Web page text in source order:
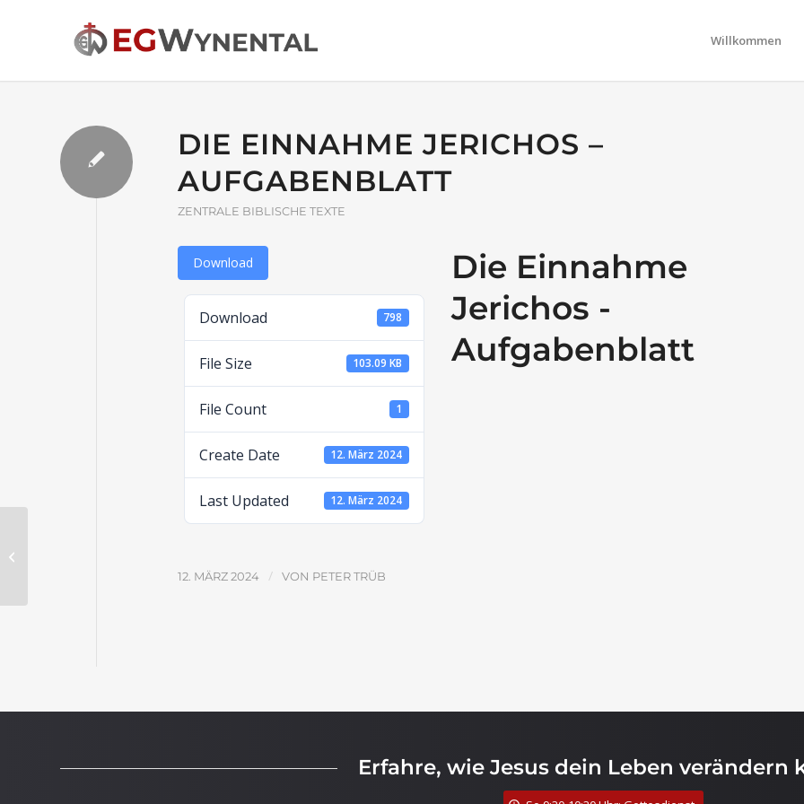
Willkommen
DIE EINNAHME JERICHOS –
AUFGABENBLATT
ZENTRALE BIBLISCHE TEXTE
Download
Download 798
File Size 103.09 KB
File Count 1
Create Date 12. März 2024
Last Updated 12. März 2024
Die Einnahme
Jerichos -
Aufgabenblatt
12. MÄRZ 2024 / VON PETER TRÜB
Erfahre, wie Jesus dein Leben verändern